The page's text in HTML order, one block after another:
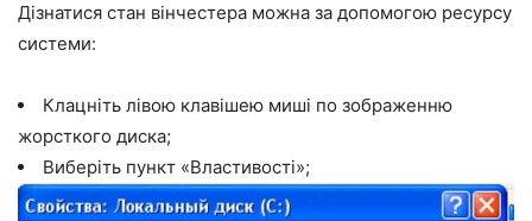
Дізнатися стан вінчестера можна за допомогою ресурсу
системи:
Клацніть лівою клавішею миші по зображенню
жорсткого диска;
Виберіть пункт «Властивості»;